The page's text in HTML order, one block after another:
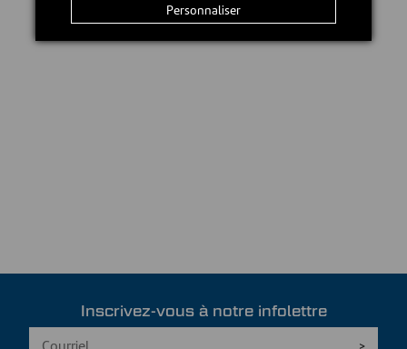
Inscrivez-vous à notre infolettre
Personnaliser